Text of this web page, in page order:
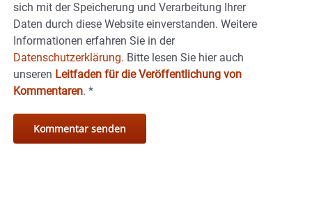
sich mit der Speicherung und Verarbeitung Ihrer
Daten durch diese Website einverstanden. Weitere
Informationen erfahren Sie in der
Datenschutzerklärung. Bitte lesen Sie hier auch
unseren Leitfaden für die Veröffentlichung von
Kommentaren. *